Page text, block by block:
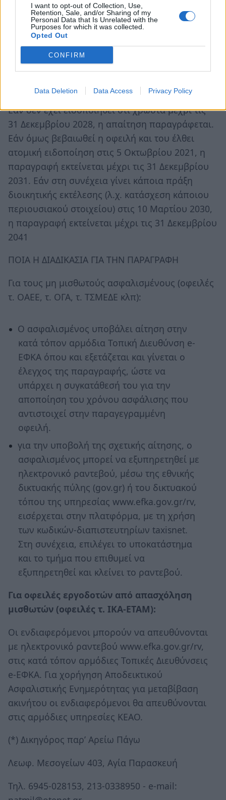
I want to opt-out of Collection, Use,
Retention, Sale, and/or Sharing of my
Personal Data that Is Unrelated with the
Purposes for which it was collected.
Opted Out
CONFIRM
Data Deletion Data Access Privacy Policy
ξεκινά εκ νέου από την ειδοποίηση.
Παράδειγμα
Αν κάποιος οφείλει ασφαλιστικές εισφορές για
την άσκηση ελεύθερου επαγγέλματος το 2018
οφειλής του ξεκινά από την 1η Ιανουαρίου 2019.
Εάν δεν έχει ειδοποιηθεί ότι χρωστά μέχρι τις
31 Δεκεμβρίου 2028, η απαίτηση παραγράφεται.
Εάν όμως βεβαιωθεί η οφειλή και του έλθει
ατομική ειδοποίηση στις 5 Οκτωβρίου 2021, η
παραγραφή εκτείνεται μέχρι τις 31 Δεκεμβρίου
2031. Εάν στη συνέχεια γίνει κάποια πράξη
διοικητικής εκτέλεσης (λ.χ. κατάσχεση κάποιου
περιουσιακού στοιχείου) στις 10 Μαρτίου 2030,
η παραγραφή εκτείνεται μέχρι τις 31 Δεκεμβρίου
2041
ΠΟΙΑ Η ΔΙΑΔΙΚΑΣΙΑ ΓΙΑ ΤΗΝ ΠΑΡΑΓΡΑΦΗ
Για τους μη μισθωτούς ασφαλισμένους (οφειλές
τ. ΟΑΕΕ, τ. ΟΓΑ, τ. ΤΣΜΕΔΕ κλπ):
Ο ασφαλισμένος υποβάλει αίτηση στην
κατά τόπον αρμόδια Τοπική Διευθύνση e-
ΕΦΚΑ όπου και εξετάζεται και γίνεται ο
έλεγχος της παραγραφής, ώστε να
υπάρχει η συγκατάθεσή του για την
αποποίηση του χρόνου ασφάλισης που
αντιστοιχεί στην παραγεγραμμένη
οφειλή.
για την υποβολή της σχετικής αίτησης, ο
ασφαλισμένος μπορεί να εξυπηρετηθεί με
ηλεκτρονικό ραντεβού, μέσω της εθνικής
δικτυακής πύλης (gov.gr) ή του δικτυακού
τόπου της υπηρεσίας www.efka.gov.gr/rv,
εισέρχεται στην πλατφόρμα, με τη χρήση
των κωδικών-διαπιστευτηρίων taxisnet.
Στη συνέχεια, επιλέγει το υποκατάστημα
και το τμήμα που επιθυμεί να
εξυπηρετηθεί και κλείνει το ραντεβού.
Για οφειλές εργοδοτών από απασχόληση
μισθωτών (οφειλές τ. ΙΚΑ-ΕΤΑΜ):
Οι ενδιαφερόμενοι μπορούν να απευθύνονται
με ηλεκτρονικό ραντεβού www.efka.gov.gr/rv,
στις κατά τόπον αρμόδιες Τοπικές Διευθύνσεις
e-ΕΦΚΑ. Για χορήγηση Αποδεικτικού
Ασφαλιστικής Ενημερότητας για μεταβίβαση
ακινήτου οι ενδιαφερόμενοι θα απευθύνονται
στις αρμόδιες υπηρεσίες ΚΕΑΟ.
(*) Δικηγόρος παρ’ Αρείω Πάγω
Λεωφ. Μεσογείων 403, Αγία Παρασκευή
Τηλ. 6945-028153, 213-0338950 - e-mail: